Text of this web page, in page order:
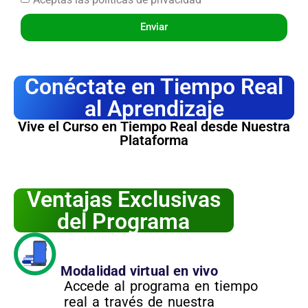
Enviar
Conéctate en Tiempo Real
al Aprendizaje
Vive el Curso en Tiempo Real desde Nuestra
Plataforma
Ventajas Exclusivas
del Programa
Modalidad virtual en vivo
Accede al programa en tiempo
real a través de nuestra